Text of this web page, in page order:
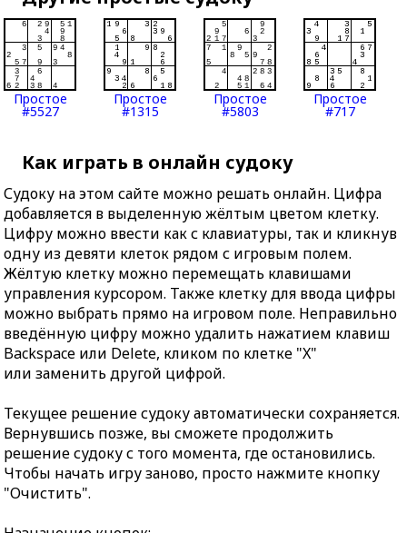
Простое
#5527
Простое
#1315
Простое
#5803
Простое
#717
Как играть в онлайн судоку
Судоку на этом сайте можно решать онлайн. Цифра
добавляется в выделенную жёлтым цветом клетку.
Цифру можно ввести как с клавиатуры, так и кликнув
одну из девяти клеток рядом с игровым полем.
Жёлтую клетку можно перемещать клавишами
управления курсором. Также клетку для ввода цифры
можно выбрать прямо на игровом поле. Неправильно
введённую цифру можно удалить нажатием клавиш
Backspace или Delete, кликом по клетке "X"
или заменить другой цифрой.
Текущее решение судоку автоматически сохраняется.
Вернувшись позже, вы сможете продолжить
решение судоку с того момента, где остановились.
Чтобы начать игру заново, просто нажмите кнопку
"Очистить".